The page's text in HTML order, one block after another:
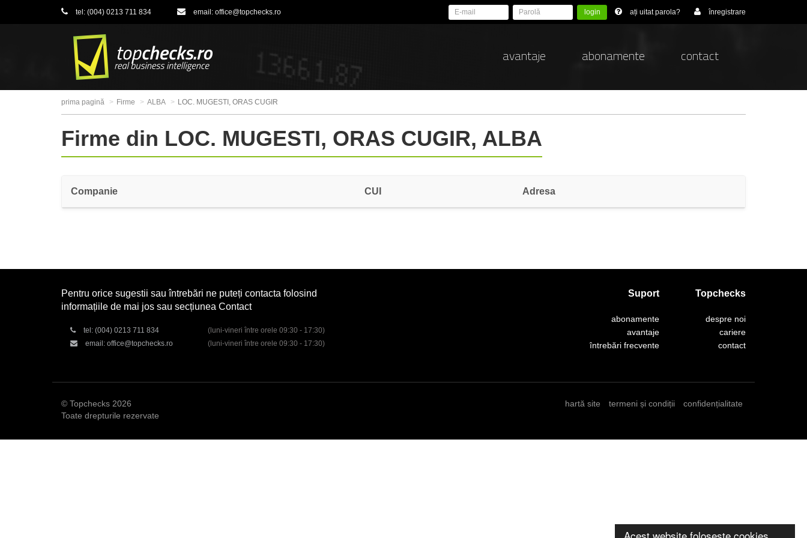
tel: (004) 0213 711 834 email: office@topchecks.ro login ați uitat parola? înregistrare
avantaje abonamente contact
prima pagină Firme ALBA LOC. MUGESTI, ORAS CUGIR
Firme din LOC. MUGESTI, ORAS CUGIR, ALBA
Companie CUI Adresa
Pentru orice sugestii sau întrebări ne puteți contacta folosind
informațiile de mai jos sau secțiunea Contact
tel: (004) 0213 711 834
(luni-vineri între orele 09:30 - 17:30)
email: office@topchecks.ro (luni-vineri între orele 09:30 - 17:30)
Topchecks
despre noi
cariere
contact
Suport
abonamente
avantaje
întrebări frecvente
© Topchecks 2026
Toate drepturile rezervate
hartă site termeni și condiții confidențialitate